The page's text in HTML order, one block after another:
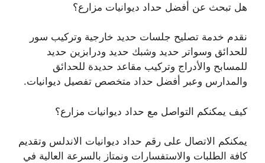
هل تبحث عن أفضل حداد ديوانيات مزارع؟
نقدم خدمة تصليح جلسات حديد خارجية وتركيب سور
للحدائق وسواتر حديد وشبك حديد ودرابزين حديد
للمسابح والأدراج وتركيب مقاعد حديدة للحدائق
والمدارس وعبر أفضل حداد متخصص تفصيل ديوانيات.
كيف يمكنكم التواصل مع حداد ديوانيات مزارع؟
يمكنكم الاتصال على رقم حداد ديوانيات الاندلس وتقديم
كافة الطلبات والاستفسارات ونمتاز بالسرعة العالية في